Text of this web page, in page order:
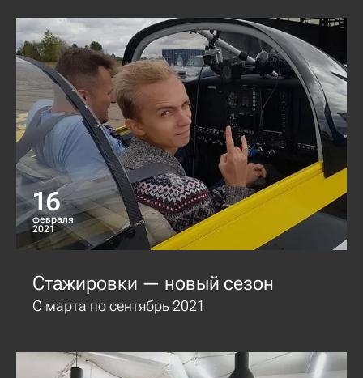
16
февраля
2021
Стажировки — новый сезон
С марта по сентябрь 2021